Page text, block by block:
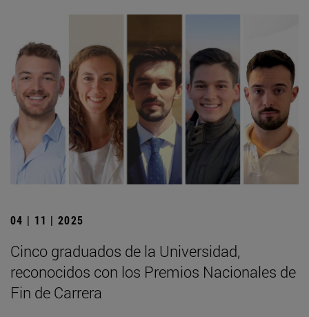
04 | 11 | 2025
Cinco graduados de la Universidad,
reconocidos con los Premios Nacionales de
Fin de Carrera